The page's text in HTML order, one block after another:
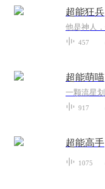
超能狂兵
457
超能萌喵
917
超能高手
1075